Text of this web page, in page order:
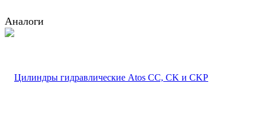
Аналоги